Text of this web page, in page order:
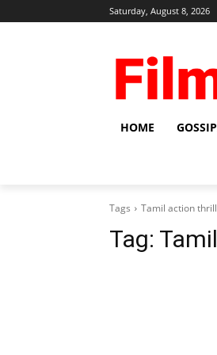
Saturday, August 8, 2026
HOME
Tags Tamil action
Tag: